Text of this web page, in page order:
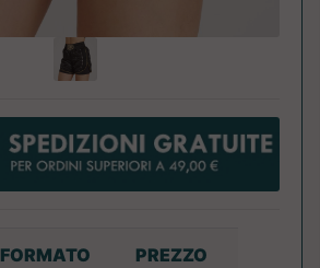
FORMATO PREZZO